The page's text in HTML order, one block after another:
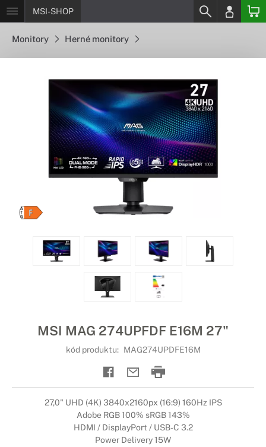
MSI-SHOP
Monitory Herné monitory
MSI MAG 274UPFDF E16M 27"
kód produktu: MAG274UPDFE16M
27,0" UHD (4K) 3840x2160px (16:9) 160Hz IPS
Adobe RGB 100% sRGB 143%
HDMI / DisplayPort / USB-C 3.2
Power Delivery 15W